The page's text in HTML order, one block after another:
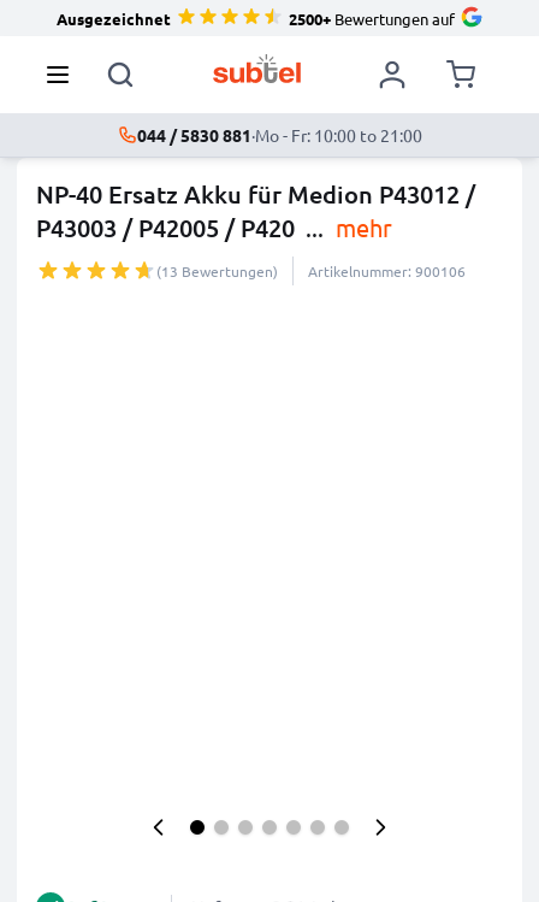
Ausgezeichnet 2500+Bewertungen auf
044 / 5830 881·Mo - Fr: 10:00 to 21:00
NP-40 Ersatz Akku für Medion P43012 /
P43003 / P42005 / P420 ... mehr
(13 Bewertungen) Artikelnummer: 900106